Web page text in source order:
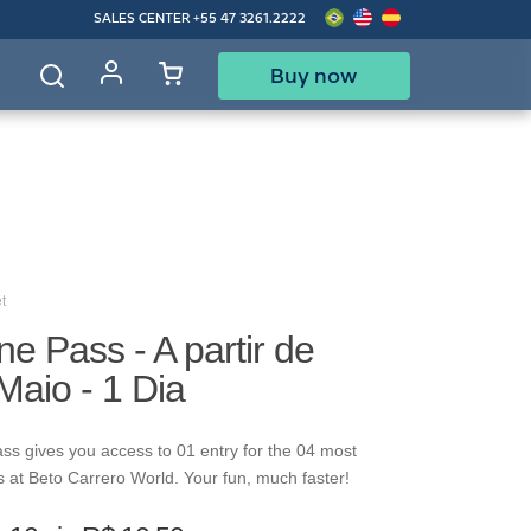
SALES CENTER +55 47 3261.2222
Buy now
Pass - A partir de
- 1 Dia
gives you access to 01 entry for the 04 most
at Beto Carrero World. Your fun, much faster!